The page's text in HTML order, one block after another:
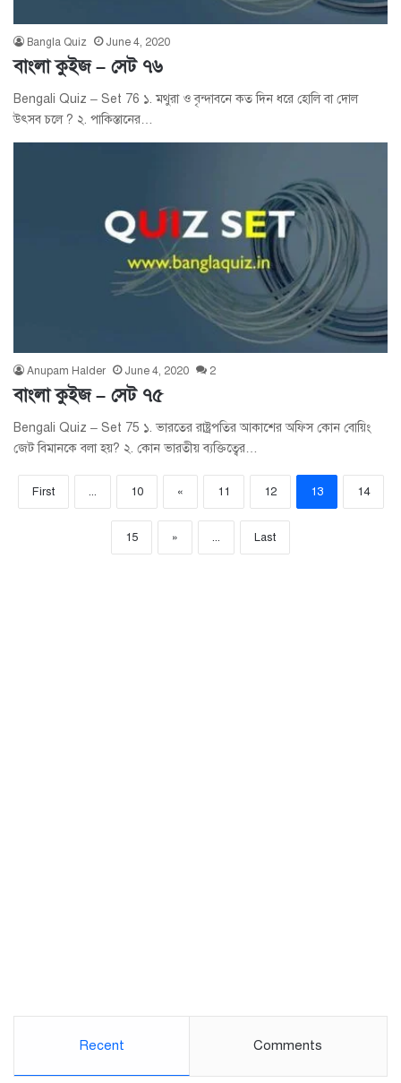
Bangla Quiz June 4, 2020
বাংলা কুইজ – সেট ৭৬
Bengali Quiz – Set 76 ১. মথুরা ও বৃন্দাবনে কত দিন ধরে হোলি বা দোল
উৎসব চলে ? ২. পাকিস্তানের…
Anupam Halder June 4, 2020 2
বাংলা কুইজ – সেট ৭৫
Bengali Quiz – Set 75 ১. ভারতের রাষ্ট্রপতির আকাশের অফিস কোন বোয়িং
জেট বিমানকে বলা হয়? ২. কোন ভারতীয় ব্যক্তিত্বের…
First ... 10 « 11 12 13 14
15 » ... Last
Recent Comments